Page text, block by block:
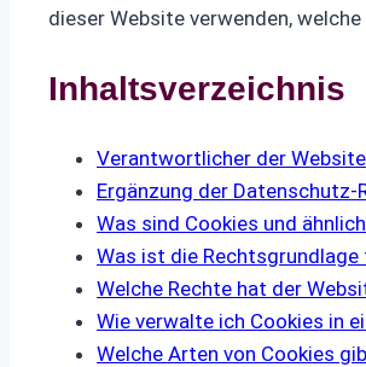
dieser Website verwenden,
Inhaltsverzeichnis
Verantwortlicher der Website
Ergänzung der Datenschutz-
Was sind Cookies und
Was ist die
Welche Rechte hat der
Wie verwalte ich Cookies in
Welche Arten von Cookies